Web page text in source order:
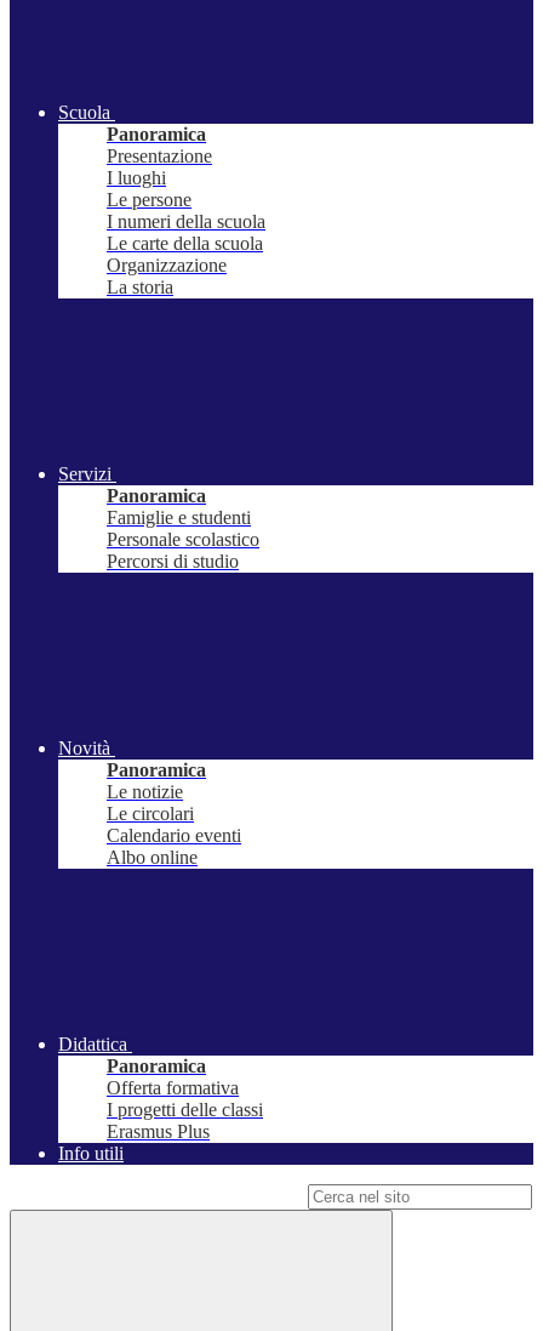
Scuola
Panoramica
Presentazione
I luoghi
Le persone
I numeri della scuola
Le carte della scuola
Organizzazione
La storia
Servizi
Panoramica
Famiglie e studenti
Personale scolastico
Percorsi di studio
Novità
Panoramica
Le notizie
Le circolari
Calendario eventi
Albo online
Didattica
Panoramica
Offerta formativa
I progetti delle classi
Erasmus Plus
Info utili